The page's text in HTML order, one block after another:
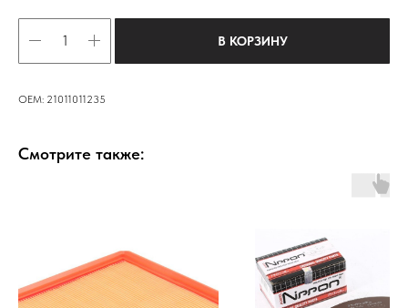
В КОРЗИНУ
OEM: 21011011235
Смотрите также: